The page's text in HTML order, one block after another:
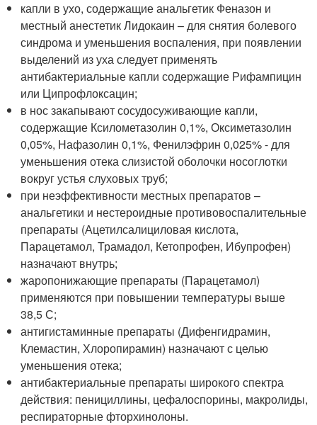
капли в ухо, содержащие анальгетик Феназон и
местный анестетик Лидокаин – для снятия болевого
синдрома и уменьшения воспаления, при появлении
выделений из уха следует применять
антибактериальные капли содержащие Рифампицин
или Ципрофлоксацин;
в нос закапывают сосудосуживающие капли,
содержащие Ксилометазолин 0,1%, Оксиметазолин
0,05%, Нафазолин 0,1%, Фенилэфрин 0,025% - для
уменьшения отека слизистой оболочки носоглотки
вокруг устья слуховых труб;
при неэффективности местных препаратов –
анальгетики и нестероидные противовоспалительные
препараты (Ацетилсалициловая кислота,
Парацетамол, Трамадол, Кетопрофен, Ибупрофен)
назначают внутрь;
жаропонижающие препараты (Парацетамол)
применяются при повышении температуры выше
38,5 С;
антигистаминные препараты (Дифенгидрамин,
Клемастин, Хлоропирамин) назначают с целью
уменьшения отека;
антибактериальные препараты широкого спектра
действия: пенициллины, цефалоспорины, макролиды,
респираторные фторхинолоны.